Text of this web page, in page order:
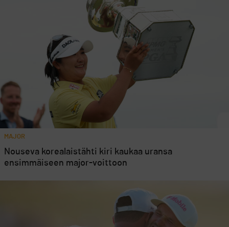
MAJOR
Nouseva korealaistähti kiri kaukaa uransa
ensimmäiseen major-voittoon